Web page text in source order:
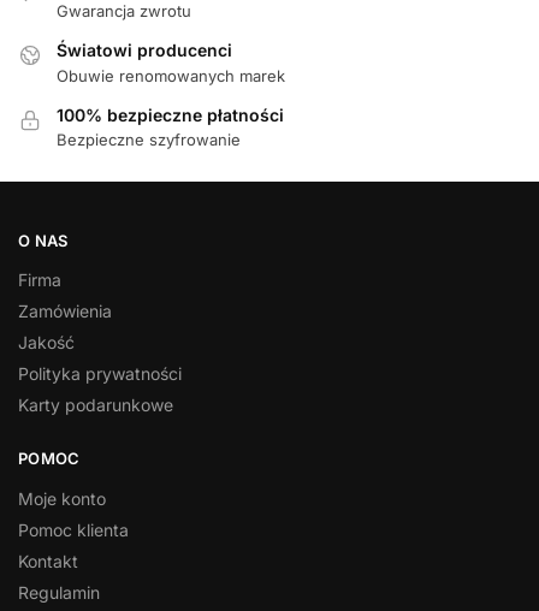
Gwarancja zwrotu
Światowi producenci
Obuwie renomowanych marek
100% bezpieczne płatności
Bezpieczne szyfrowanie
O NAS
Firma
Zamówienia
Jakość
Polityka prywatności
Karty podarunkowe
POMOC
Moje konto
Pomoc klienta
Kontakt
Regulamin